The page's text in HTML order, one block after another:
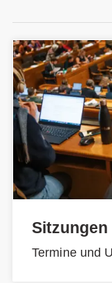
Sitzungen
Termine und